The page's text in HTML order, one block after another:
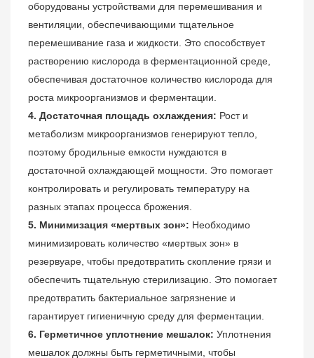
оборудованы устройствами для перемешивания и
вентиляции, обеспечивающими тщательное
перемешивание газа и жидкости. Это способствует
растворению кислорода в ферментационной среде,
обеспечивая достаточное количество кислорода для
роста микроорганизмов и ферментации.
4. Достаточная площадь охлаждения: Рост и
метаболизм микроорганизмов генерируют тепло,
поэтому бродильные емкости нуждаются в
достаточной охлаждающей мощности. Это помогает
контролировать и регулировать температуру на
разных этапах процесса брожения.
5. Минимизация «мертвых зон»: Необходимо
минимизировать количество «мертвых зон» в
резервуаре, чтобы предотвратить скопление грязи и
обеспечить тщательную стерилизацию. Это помогает
предотвратить бактериальное загрязнение и
гарантирует гигиеничную среду для ферментации.
6. Герметичное уплотнение мешалок: Уплотнения
мешалок должны быть герметичными, чтобы